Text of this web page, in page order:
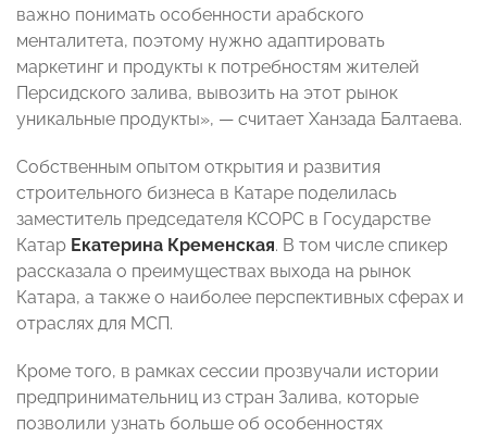
важно понимать особенности арабского
менталитета, поэтому нужно адаптировать
маркетинг и продукты к потребностям жителей
Персидского залива, вывозить на этот рынок
уникальные продукты», — считает Ханзада Балтаева.
Собственным опытом открытия и развития
строительного бизнеса в Катаре поделилась
заместитель председателя КСОРС в Государстве
Катар Екатерина Кременская. В том числе спикер
рассказала о преимуществах выхода на рынок
Катара, а также о наиболее перспективных сферах и
отраслях для МСП.
Кроме того, в рамках сессии прозвучали истории
предпринимательниц из стран Залива, которые
позволили узнать больше об особенностях